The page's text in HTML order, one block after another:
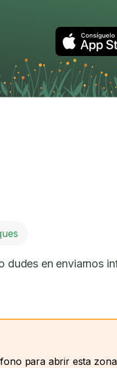
dudes en enviarnos
para abrir esta zona